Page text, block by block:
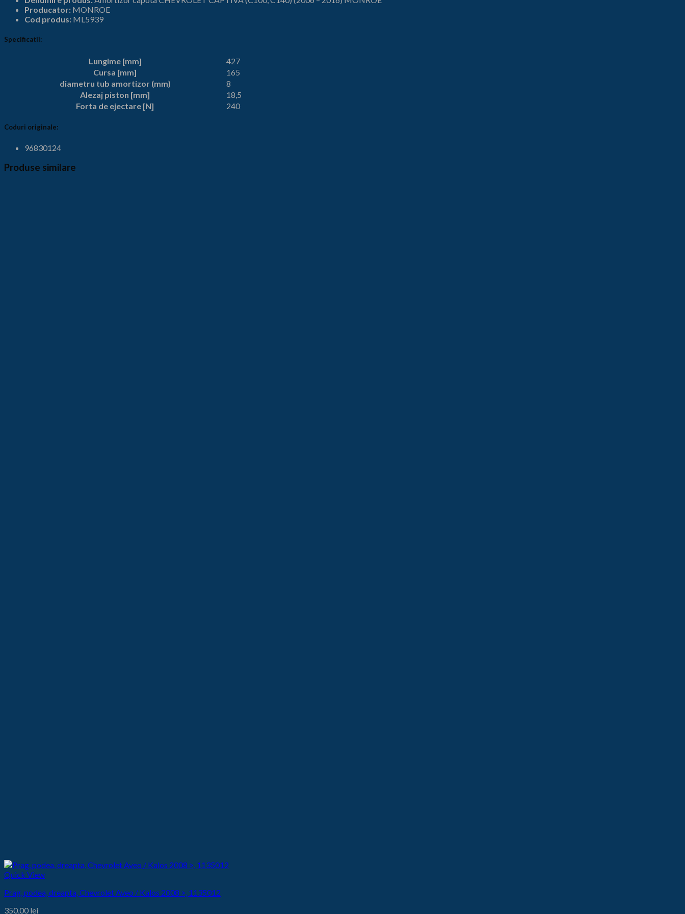
(2006
-
MONROE
Producator: MONROE
Cod produs: ML5939
Specificatii:
Lungime [mm]
427
Cursa [mm]
165
diametru tub amortizor (mm)
8
Alezaj piston [mm]
18,5
Forta de ejectare [N]
240
Coduri originale:
96830124
Produse similare
Quick View
Prag, podea, dreapta, Chevrolet Aveo / Kalos 2008 >, 1135012
350,00 lei